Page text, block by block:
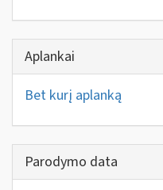
Aplankai
Bet kurį aplanką
Parodymo data